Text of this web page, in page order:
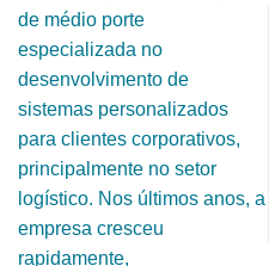
de médio porte
especializada no
desenvolvimento de
sistemas personalizados
para clientes corporativos,
principalmente no setor
logístico. Nos últimos anos, a
empresa cresceu
rapidamente,